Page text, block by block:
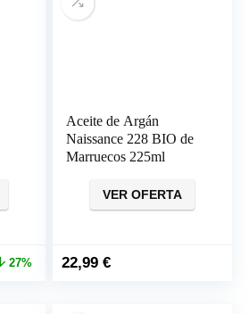
27%
Aceite de Argán
Naissance 228 BIO de
Marruecos 225ml
VER OFERTA
22,99€